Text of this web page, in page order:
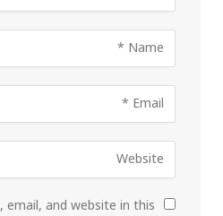
email, and website in this